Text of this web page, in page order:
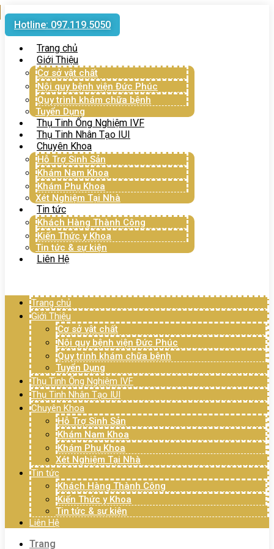
Hotline: 097.119.5050
Trang chủ
Giới Thiệu
Cơ sở vật chất
Nội quy bệnh viện Đức Phúc
Quy trình khám chữa bệnh
Tuyển Dụng
Thụ Tinh Ống Nghiệm IVF
Thụ Tinh Nhân Tạo IUI
Chuyên Khoa
Hỗ Trợ Sinh Sản
Khám Nam Khoa
Khám Phụ Khoa
Xét Nghiệm Tại Nhà
Tin tức
Khách Hàng Thành Công
Kiến Thức y Khoa
Tin tức & sự kiện
Liên Hệ
Trang chủ
Giới Thiệu
Cơ sở vật chất
Nội quy bệnh viện Đức Phúc
Quy trình khám chữa bệnh
Tuyển Dụng
Thụ Tinh Ống Nghiệm IVF
Thụ Tinh Nhân Tạo IUI
Chuyên Khoa
Hỗ Trợ Sinh Sản
Khám Nam Khoa
Khám Phụ Khoa
Xét Nghiệm Tại Nhà
Tin tức
Khách Hàng Thành Công
Kiến Thức y Khoa
Tin tức & sự kiện
Liên Hệ
Trang